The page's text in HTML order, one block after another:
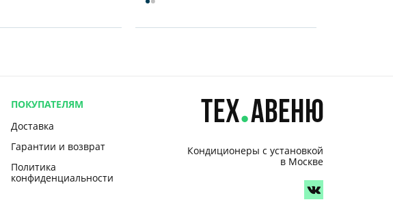
ПОКУПАТЕЛЯМ
Доставка
Гарантии и возврат
Политика
конфиденциальности
Кондиционеры с установкой
в Москве